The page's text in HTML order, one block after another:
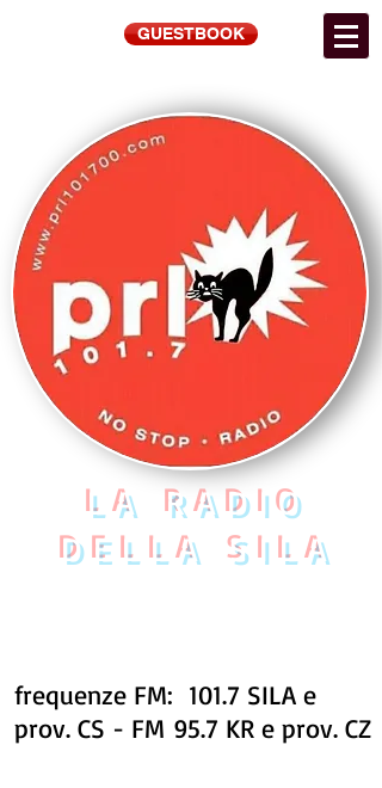
GUESTBOOK
LA RADIO
DELLA SILA
frequenze FM: 101.7 SILA e
prov. CS - FM 95.7 KR e prov. CZ